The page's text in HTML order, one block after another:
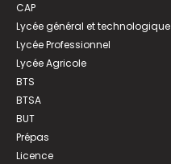
CAP
Lycée général et technologique
Lycée Professionnel
Lycée Agricole
BTS
BTSA
BUT
Prépas
Licence